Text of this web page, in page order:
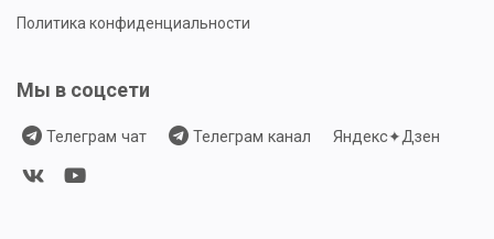
Политика конфиденциальности
Мы в соцсети
Телеграм чат Телеграм канал Яндекс✦Дзен